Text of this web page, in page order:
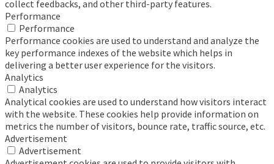
collect feedbacks, and other third-party features.
Performance
Performance
Performance cookies are used to understand and analyze the
key performance indexes of the website which helps in
delivering a better user experience for the visitors.
Analytics
Analytics
Analytical cookies are used to understand how visitors interact
with the website. These cookies help provide information on
metrics the number of visitors, bounce rate, traffic source, etc.
Advertisement
Advertisement